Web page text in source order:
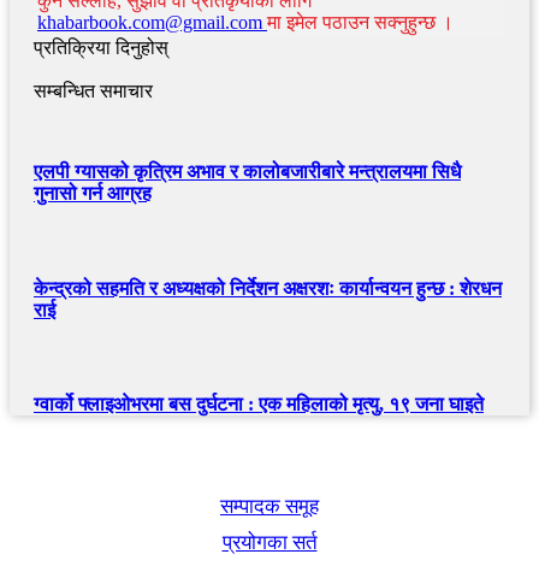
khabarbook.com@gmail.comमा इमेल पठाउन सक्नुहुन्छ ।
प्रतिक्रिया दिनुहोस्
सम्बन्धित समाचार
एलपी ग्यासको कृत्रिम अभाव र कालोबजारीबारे मन्त्रालयमा सिधै
गुनासो गर्न आग्रह
केन्द्रको सहमति र अध्यक्षको निर्देशन अक्षरशः कार्यान्वयन हुन्छ : शेरधन
राई
ग्वार्को फ्लाइओभरमा बस दुर्घटना : एक महिलाको मृत्यु, १९ जना घाइते
सम्पादक समूह
प्रयोगका सर्त